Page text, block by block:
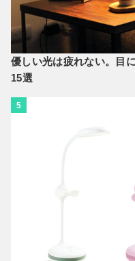
優しい光は疲れない。目
15選
5